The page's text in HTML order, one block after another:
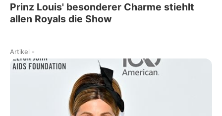
Prinz Louis' besonderer Charme stiehlt
allen Royals die Show
Artikel -